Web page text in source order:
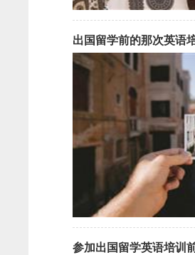
出国留学前的那次英语
参加出国留学英语培训